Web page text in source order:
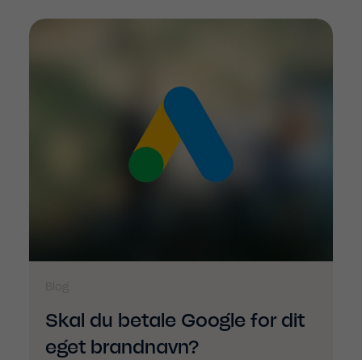
Skal du betale Google for dit
eget brandnavn?